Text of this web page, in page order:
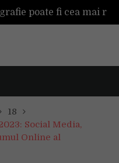
Mașinile de spălat și uscătoarele bazate pe inteligență artificială îți cunosc hainele mai bine decât tine
18
Social Media,
Online al